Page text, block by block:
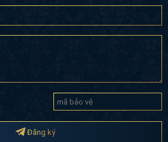
Đăng ký